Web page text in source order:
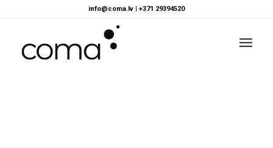
info@coma.lv| +371 29394520